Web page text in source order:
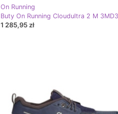
On Running
1 285,95 zł